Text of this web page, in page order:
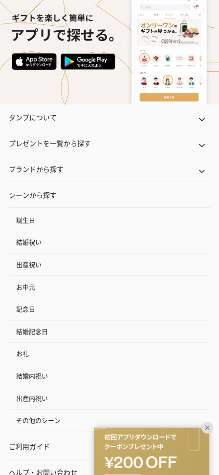
タンプについて
プレゼントを一覧から探す
ブランドから探す
シーンから探す
誕生日
結婚祝い
出産祝い
お中元
記念日
結婚記念日
お礼
結婚内祝い
出産内祝い
その他のシーン
ご利用ガイド
ヘルプ・お問い合わせ